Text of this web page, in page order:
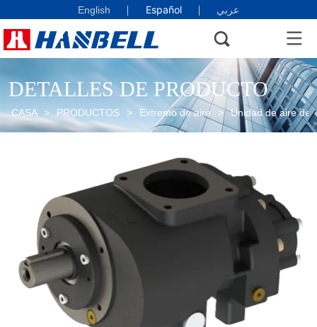
English Español عربي
DETALLES DE PRODUCTO
CASA > PRODUCTOS > Extremo de aire > Unidad de aire de